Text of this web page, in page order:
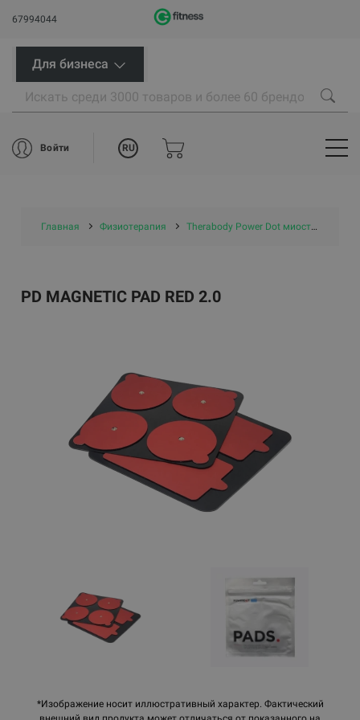
67994044
Для бизнеса
Войти RU
Главная Физиотерапия Therabody Power Dot миостимуляторы
*Изображение носит иллюстративный характер. Фактический
PD MAGNETIC PAD RED 2.0